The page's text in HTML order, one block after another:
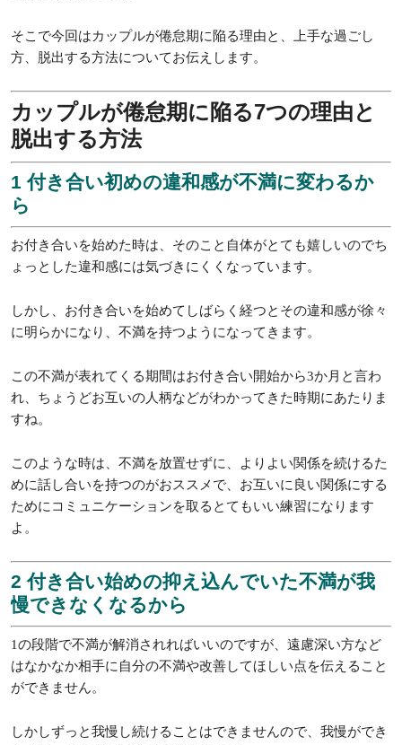
そこで今回はカップルが倦怠期に陥る理由と、上手な過ごし
方、脱出する方法についてお伝えします。
カップルが倦怠期に陥る7つの理由と
脱出する方法
1 付き合い初めの違和感が不満に変わるか
ら
お付き合いを始めた時は、そのこと自体がとても嬉しいのでち
ょっとした違和感には気づきにくくなっています。
しかし、お付き合いを始めてしばらく経つとその違和感が徐々
に明らかになり、不満を持つようになってきます。
この不満が表れてくる期間はお付き合い開始から3か月と言わ
れ、ちょうどお互いの人柄などがわかってきた時期にあたりま
すね。
このような時は、不満を放置せずに、よりよい関係を続けるた
めに話し合いを持つのがおススメで、お互いに良い関係にする
ためにコミュニケーションを取るとてもいい練習になります
よ。
2 付き合い始めの抑え込んでいた不満が我
慢できなくなるから
1の段階で不満が解消されればいいのですが、遠慮深い方など
はなかなか相手に自分の不満や改善してほしい点を伝えること
ができません。
しかしずっと我慢し続けることはできませんので、我慢ができ